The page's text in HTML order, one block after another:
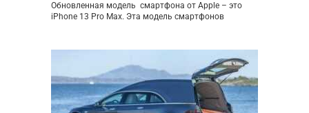
Обновленная модель смартфона от Apple – это
iPhone 13 Pro Max. Эта модель смартфонов